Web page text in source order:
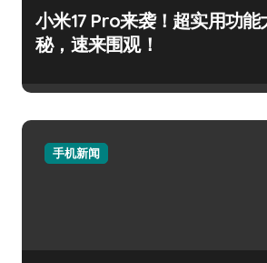
小米17 Pro来袭！超实用功能
秘，速来围观！
手机新闻